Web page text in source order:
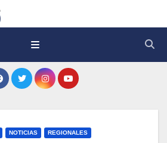
NOTICIAS REGIONALES